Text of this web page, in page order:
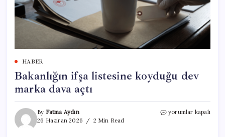
HABER
Bakanlığın ifşa listesine koyduğu dev
marka dava açtı
By Fatma Aydın
26 Haziran 2026
2 Min Read
Bakanlığın
yorumlar kapalı